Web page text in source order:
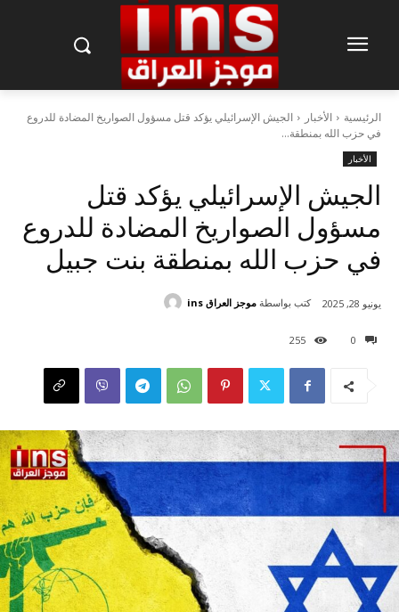
الرئيسية الأخبار
الجيش الإسرائيلي يؤكد قتل مسؤول الصواريخ المضادة للدروع
في حزب الله بمنطقة...
الأخبار
الجيش الإسرائيلي يؤكد قتل
مسؤول الصواريخ المضادة للدروع
في حزب الله بمنطقة بنت جبيل
0
255
يونيو 28, 2025 كتب بواسطة موجز العراق ins